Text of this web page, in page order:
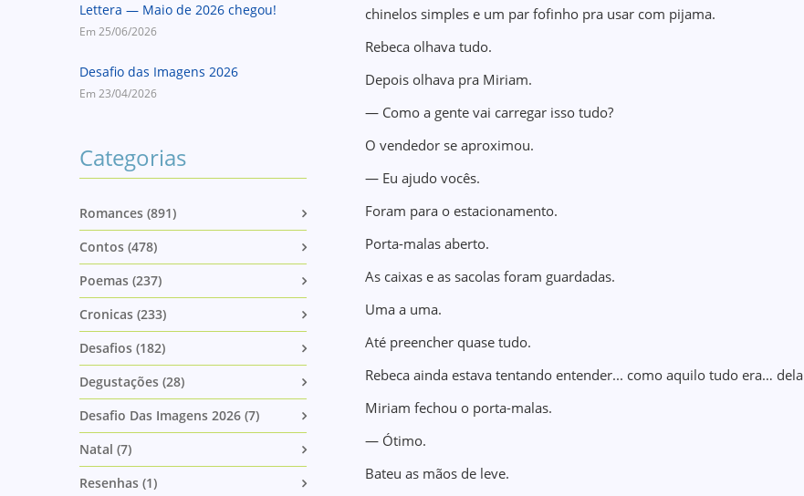
Lettera — Maio de 2026 chegou!
Em 25/06/2026
Desafio das Imagens 2026
Em 23/04/2026
Categorias
Romances (891)
Contos (478)
Poemas (237)
Cronicas (233)
Desafios (182)
Degustações (28)
Desafio Das Imagens 2026 (7)
Natal (7)
Resenhas (1)
chinelos simples e um par fofinho pra usar com pijama.
Rebeca olhava tudo.
Depois olhava pra Miriam.
— Como a gente vai carregar isso tudo?
O vendedor se aproximou.
— Eu ajudo vocês.
Foram para o estacionamento.
Porta-malas aberto.
As caixas e as sacolas foram guardadas.
Uma a uma.
Até preencher quase tudo.
Rebeca ainda estava tentando entender... como aquilo tudo era… dela
Miriam fechou o porta-malas.
— Ótimo.
Bateu as mãos de leve.